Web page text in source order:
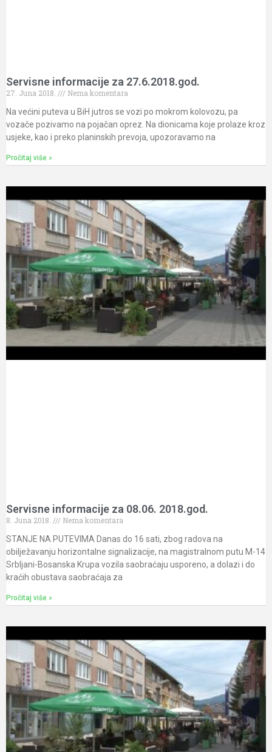
Servisne informacije za 27.6.2018.god.
27. Juna 2018.
Nema komentara
Na većini puteva u BiH jutros se vozi po mokrom kolovozu, pa
vozače pozivamo na pojačan oprez. Na dionicama koje prolaze kroz
usjeke, kao i preko planinskih prevoja, upozoravamo na
Pročitaj više »
Servisne informacije za 08.06. 2018.god.
8. Juna 2018.
Nema komentara
STANJE NA PUTEVIMA Danas do 16 sati, zbog radova na
obilježavanju horizontalne signalizacije, na magistralnom putu M-14
Srbljani-Bosanska Krupa vozila saobraćaju usporeno, a dolazi i do
kraćih obustava saobraćaja za
Pročitaj više »